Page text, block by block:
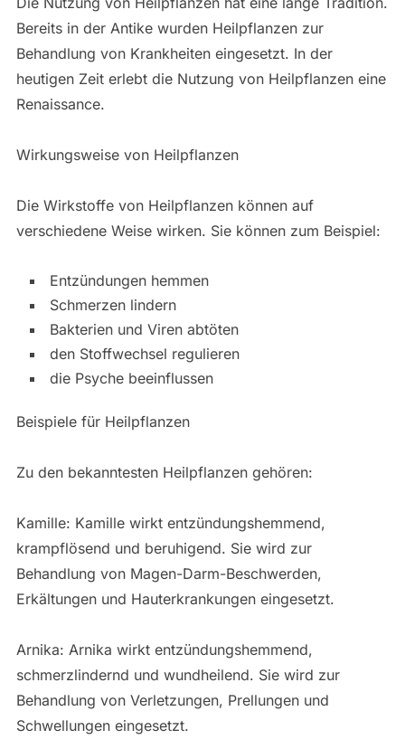
Bereits in der Antike wurden Heilpflanzen zur
Behandlung von Krankheiten eingesetzt. In der
heutigen Zeit erlebt die Nutzung von Heilpflanzen eine
Renaissance.
Wirkungsweise von Heilpflanzen
Die Wirkstoffe von Heilpflanzen können auf
verschiedene Weise wirken. Sie können zum Beispiel:
Entzündungen hemmen
Schmerzen lindern
Bakterien und Viren abtöten
den Stoffwechsel regulieren
die Psyche beeinflussen
Beispiele für Heilpflanzen
Zu den bekanntesten Heilpflanzen gehören:
Kamille: Kamille wirkt entzündungshemmend,
krampflösend und beruhigend. Sie wird zur
Behandlung von Magen-Darm-Beschwerden,
Erkältungen und Hauterkrankungen eingesetzt.
Arnika: Arnika wirkt entzündungshemmend,
schmerzlindernd und wundheilend. Sie wird zur
Behandlung von Verletzungen, Prellungen und
Schwellungen eingesetzt.